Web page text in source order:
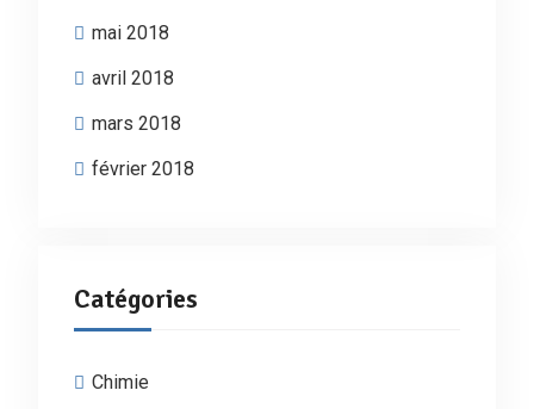
mai 2018
avril 2018
mars 2018
février 2018
Catégories
Chimie